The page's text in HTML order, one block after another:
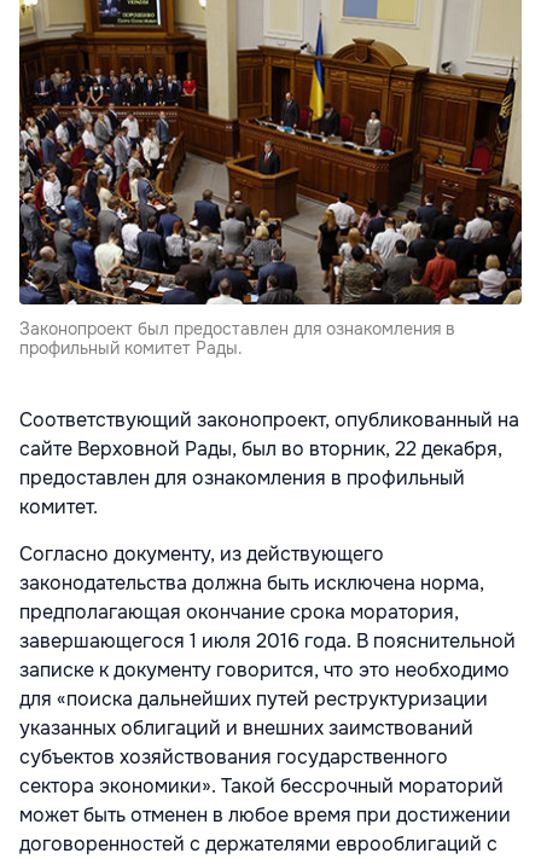
Законопроект был предоставлен для ознакомления в
профильный комитет Рады.
Соответствующий законопроект, опубликованный на
сайте Верховной Рады, был во вторник, 22 декабря,
предоставлен для ознакомления в профильный
комитет.
Согласно документу, из действующего
законодательства должна быть исключена норма,
предполагающая окончание срока моратория,
завершающегося 1 июля 2016 года. В пояснительной
записке к документу говорится, что это необходимо
для «поиска дальнейших путей реструктуризации
указанных облигаций и внешних заимствований
субъектов хозяйствования государственного
сектора экономики». Такой бессрочный мораторий
может быть отменен в любое время при достижении
договоренностей с держателями еврооблигаций с